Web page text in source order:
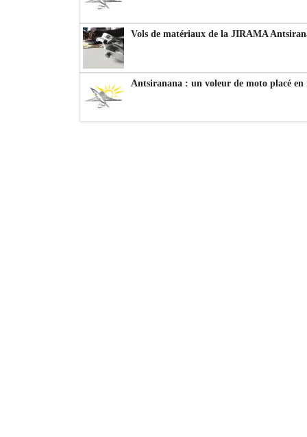
Vols de matériaux de la JIRAMA
Antsiranana : un voleur de moto placé en